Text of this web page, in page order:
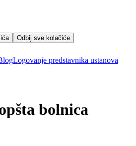
Odbij sve kolačiće
Logovanje predstavnika ustanova
bolnica